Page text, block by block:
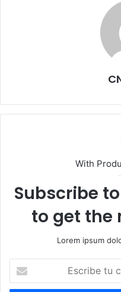
With
Subscribe
to get the
Lorem ipsum
correo